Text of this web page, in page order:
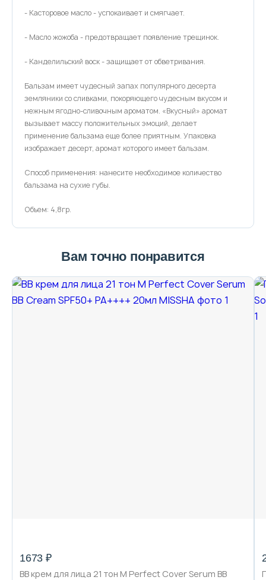
- Касторовое масло - успокаивает и смягчает.
- Масло жожоба - предотвращает появление трещинок.
- Канделильский воск - защищает от обветривания.
Бальзам имеет чудесный запах популярного десерта
земляники со сливками, покоряющего чудесным вкусом и
нежным ягодно-сливочным ароматом. «Вкусный» аромат
вызывает массу положительных эмоций, делает
применение бальзама еще более приятным. Упаковка
изображает десерт, аромат которого имеет бальзам.
Способ применения: нанесите необходимое количество
бальзама на сухие губы.
Объем: 4,8гр.
Вам точно понравится
1673 ₽
ВВ крем для лица 21 тон M Perfect Cover Serum BB